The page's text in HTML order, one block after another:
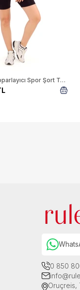
Yüksek Bel Toparlayıcı Spor Şort Tayt 9038M Siyah
0 850
Oruçreis,